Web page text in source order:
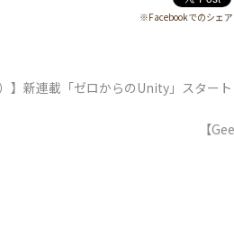
※Facebookでのシェア
】新連載「ゼロからのUnity」スタート
【